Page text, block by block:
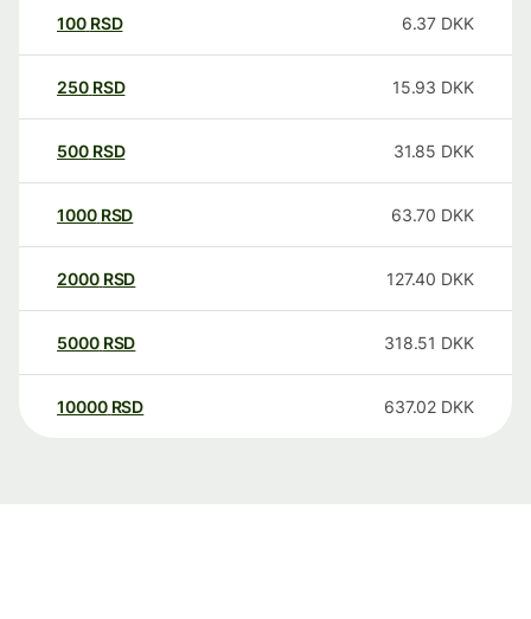
100 RSD 6.37 DKK
250 RSD 15.93 DKK
500 RSD 31.85 DKK
1000 RSD 63.70 DKK
2000 RSD 127.40 DKK
5000 RSD 318.51 DKK
10000 RSD 637.02 DKK